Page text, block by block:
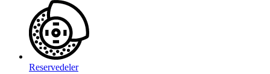
Reservedeler